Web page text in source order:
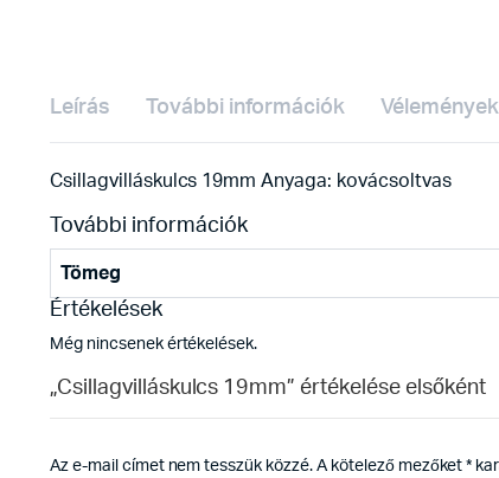
Leírás További információk
Csillagvilláskulcs 19mm Anyaga: kovácsoltvas
További információk
Tömeg
Értékelések
Még nincsenek értékelések.
„Csillagvilláskulcs 19mm” értékelése elsőként
Az e-mail címet nem tesszük közzé. A kötelező mezőket*